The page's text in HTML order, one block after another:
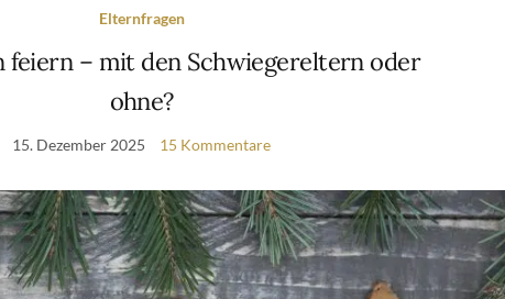
Elternfragen
feiern – mit den Schwiegereltern oder
ohne?
15. Dezember 2025 15 Kommentare